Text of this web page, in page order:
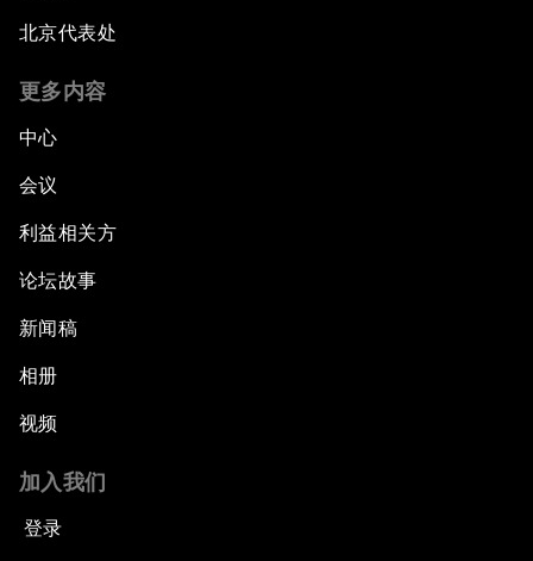
北京代表处
更多内容
中心
会议
利益相关方
论坛故事
新闻稿
相册
视频
加入我们
登录